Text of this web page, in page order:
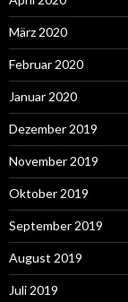
März 2020
Februar 2020
Januar 2020
Dezember 2019
November 2019
Oktober 2019
September 2019
August 2019
Juli 2019